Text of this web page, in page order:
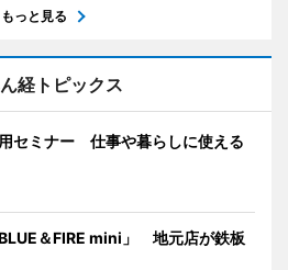
もっと見る
経トピックス
セミナー 仕事や暮らしに使える
＆FIRE mini」 地元店が鉄板